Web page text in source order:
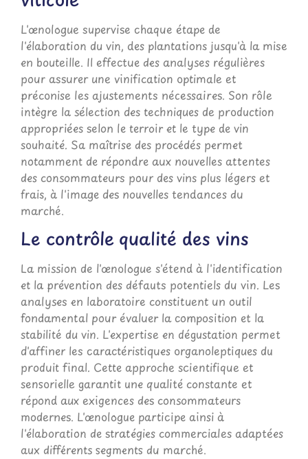
L'œnologue supervise chaque étape de
l'élaboration du vin, des plantations jusqu'à la mise
en bouteille. Il effectue des analyses régulières
pour assurer une vinification optimale et
préconise les ajustements nécessaires. Son rôle
intègre la sélection des techniques de production
appropriées selon le terroir et le type de vin
souhaité. Sa maîtrise des procédés permet
notamment de répondre aux nouvelles attentes
des consommateurs pour des vins plus légers et
frais, à l'image des nouvelles tendances du
marché.
Le contrôle qualité des vins
La mission de l'œnologue s'étend à l'identification
et la prévention des défauts potentiels du vin. Les
analyses en laboratoire constituent un outil
fondamental pour évaluer la composition et la
stabilité du vin. L'expertise en dégustation permet
d'affiner les caractéristiques organoleptiques du
produit final. Cette approche scientifique et
sensorielle garantit une qualité constante et
répond aux exigences des consommateurs
modernes. L'œnologue participe ainsi à
l'élaboration de stratégies commerciales adaptées
aux différents segments du marché.